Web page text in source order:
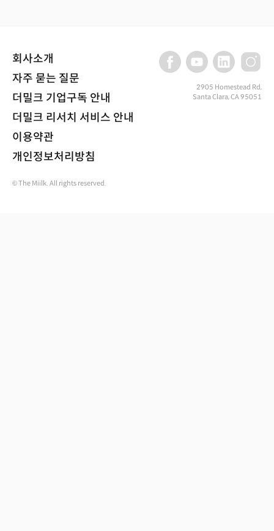
회사소개
자주 묻는 질문
더밀크 기업구독 안내
더밀크 리서치 서비스 안내
이용약관
개인정보처리방침
2905 Homestead Rd,
Santa Clara, CA 95051
© The Miilk. All rights reserved.